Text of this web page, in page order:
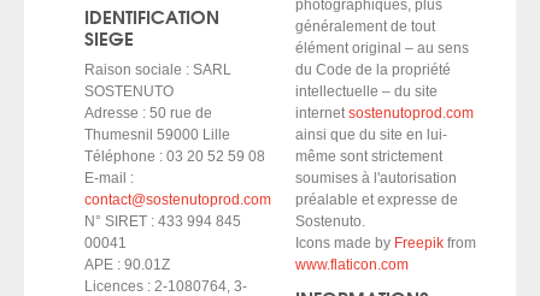
Daphné SWÂN
AGENDA
Thibaud Defever
HAPPY ENDS
La lune en plein jour
Toute une vie sans se voir / Quelques mots d'amour
Daphné SWÂN
IDENTIFICATION
SIEGE
Raison sociale : SARL
SOSTENUTO
Adresse : 50 rue de
Thumesnil 59000 Lille
Téléphone : 03 20 52 59 08
E-mail :
contact@sostenutoprod.com
N° SIRET : 433 994 845
00041
APE : 90.01Z
Licences : 2-1080764, 3-
photographiques, plus
généralement de tout
élément original – au sens
du Code de la propriété
intellectuelle – du site
internetsostenutoprod.com
ainsi que du site en lui-
même sont strictement
soumises à l'autorisation
préalable et expresse de
Sostenuto.
Icons made by Freepik from
www.flaticon.com